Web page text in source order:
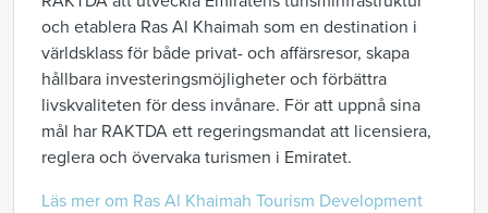
och etablera Ras Al Khaimah som en destination i
världsklass för både privat- och affärsresor, skapa
hållbara investeringsmöjligheter och förbättra
livskvaliteten för dess invånare. För att uppnå sina
mål har RAKTDA ett regeringsmandat att licensiera,
reglera och övervaka turismen i Emiratet.
Läs mer om Ras Al Khaimah Tourism Development